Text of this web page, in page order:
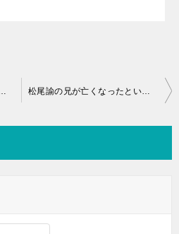
とは!?旦那との現在の関係性が衝撃の！ 松尾諭の兄が亡くなったという真相や治療やアメリカでの生活とは？